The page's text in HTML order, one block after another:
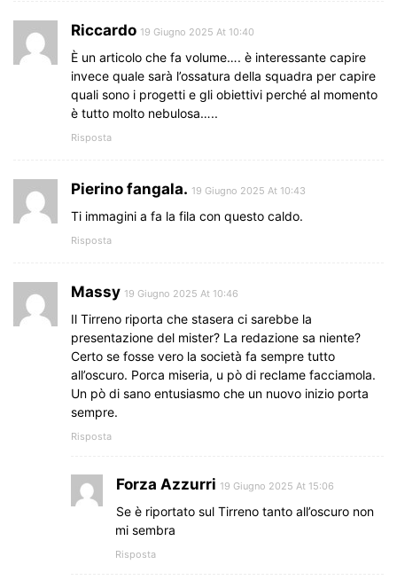
Riccardo 19 Giugno 2025 At 10:40
È un articolo che fa volume…. è interessante capire
invece quale sarà l’ossatura della squadra per capire
quali sono i progetti e gli obiettivi perché al momento
è tutto molto nebulosa…..
Risposta
Pierino fangala. 19 Giugno 2025 At 10:43
Ti immagini a fa la fila con questo caldo.
Risposta
Massy 19 Giugno 2025 At 10:46
Il Tirreno riporta che stasera ci sarebbe la
presentazione del mister? La redazione sa niente?
Certo se fosse vero la società fa sempre tutto
all’oscuro. Porca miseria, u pò di reclame facciamola.
Un pò di sano entusiasmo che un nuovo inizio porta
sempre.
Risposta
Forza Azzurri 19 Giugno 2025 At 15:06
Se è riportato sul Tirreno tanto all’oscuro non
mi sembra
Risposta